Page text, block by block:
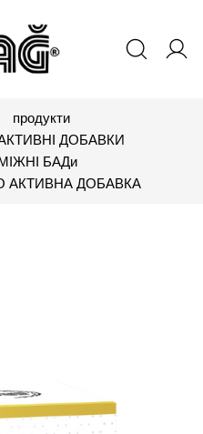
продукти
ДОБАВКИ
БАДи
АКТИВНА ДОБАВКА